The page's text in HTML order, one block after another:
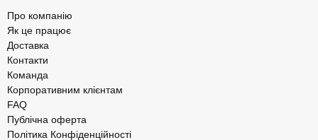
Про компанію
Як це працює
Доставка
Контакти
Команда
Корпоративним клієнтам
FAQ
Публічна оферта
Політика Конфіденційності